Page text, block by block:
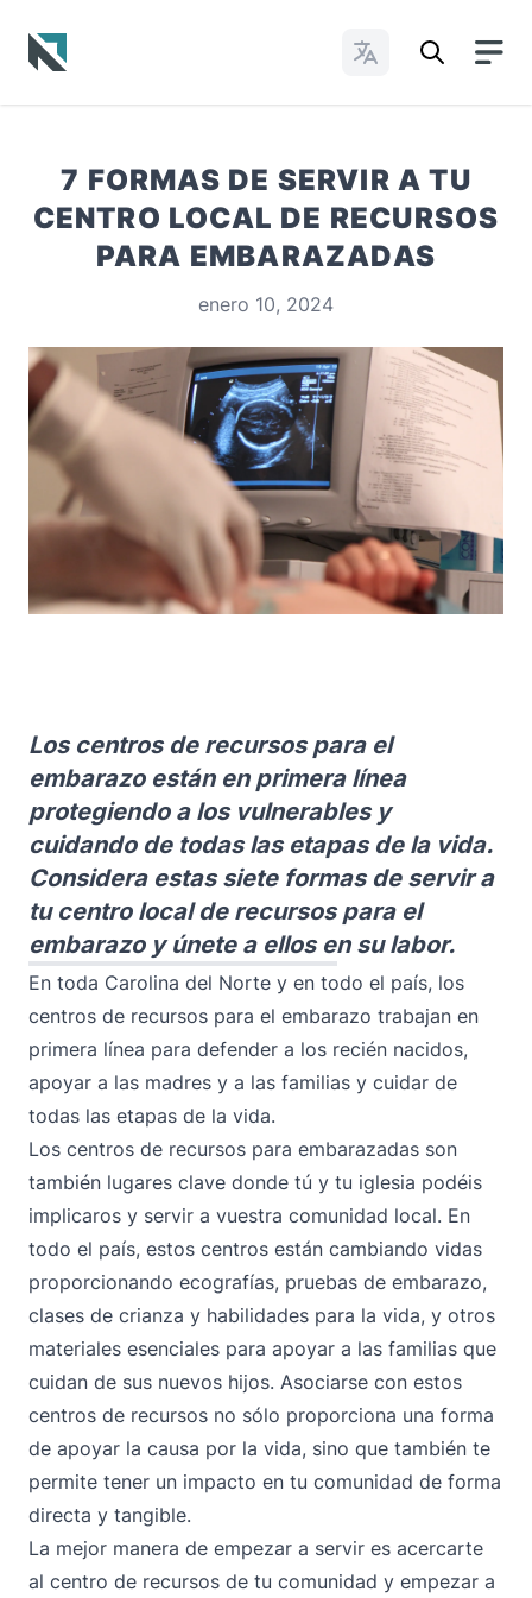
Cambiar idioma
7 FORMAS DE SERVIR A TU
CENTRO LOCAL DE RECURSOS
PARA EMBARAZADAS
enero 10, 2024
Los centros de recursos para el
embarazo están en primera línea
protegiendo a los vulnerables y
cuidando de todas las etapas de la vida.
Considera estas siete formas de servir a
tu centro local de recursos para el
embarazo y únete a ellos en su labor.
En toda Carolina del Norte y en todo el país, los
centros de recursos para el embarazo trabajan en
primera línea para defender a los recién nacidos,
apoyar a las madres y a las familias y cuidar de
todas las etapas de la vida.
Los centros de recursos para embarazadas son
también lugares clave donde tú y tu iglesia podéis
implicaros y servir a vuestra comunidad local. En
todo el país, estos centros están cambiando vidas
proporcionando ecografías, pruebas de embarazo,
clases de crianza y habilidades para la vida, y otros
materiales esenciales para apoyar a las familias que
cuidan de sus nuevos hijos. Asociarse con estos
centros de recursos no sólo proporciona una forma
de apoyar la causa por la vida, sino que también te
permite tener un impacto en tu comunidad de forma
directa y tangible.
La mejor manera de empezar a servir es acercarte
al centro de recursos de tu comunidad y empezar a